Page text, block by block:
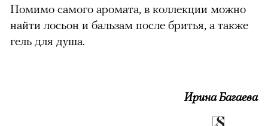
Помимо самого аромата, в коллекции можно
найти лосьон и бальзам после бритья, а также
гель для душа.
Ирина Багаева